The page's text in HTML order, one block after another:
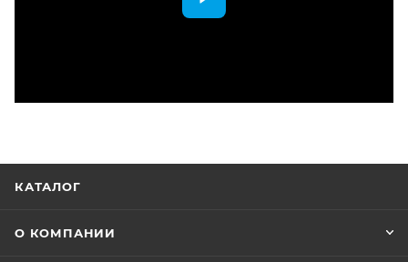
КАТАЛОГ
О КОМПАНИИ